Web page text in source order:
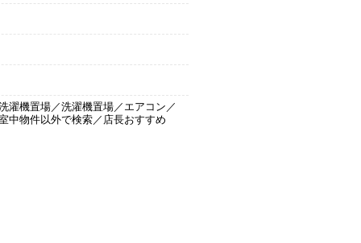
濯機置場／洗濯機置場／エアコン／
中物件以外で検索／店長おすすめ